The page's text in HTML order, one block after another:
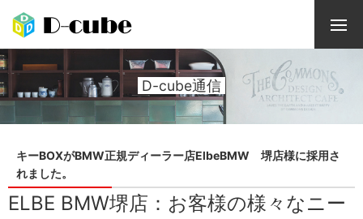
D-cube通信
キーBOXがBMW正規ディーラー店ElbeBMW 堺店様に採用さ
れました。
ELBE BMW堺店：お客様の様々なニー